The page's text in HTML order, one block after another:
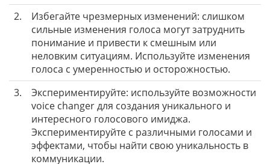
2.
Избегайте чрезмерных изменений: слишком
сильные изменения голоса могут затруднить
понимание и привести к смешным или
неловким ситуациям. Используйте изменения
голоса с умеренностью и осторожностью.
3.
Экспериментируйте: используйте возможности
voice changer для создания уникального и
интересного голосового имиджа.
Экспериментируйте с различными голосами и
эффектами, чтобы найти свою уникальность в
коммуникации.